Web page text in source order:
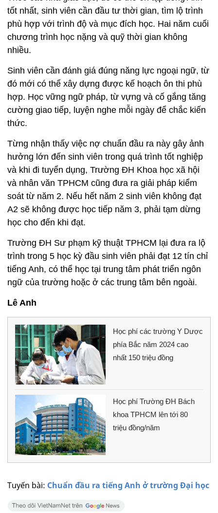
Tuyến bài: Chuẩn đầu ra tiếng Anh ở trường Đại học
tốt nhất, sinh viên cần đầu tư thời gian, tìm lộ trình
phù hợp với trình độ và mục đích học. Hai năm cuối
chương trình học nặng và quỹ thời gian không
nhiều.
Sinh viên cần đánh giá đúng năng lực ngoại ngữ, từ
đó mới có thể xây dựng được kế hoạch ôn thi phù
hợp. Học vững ngữ pháp, từ vựng và cố gắng tăng
cường giao tiếp, luyện nghe mỗi ngày để chắc kiến
thức.
Từng nhận thấy việc nợ chuẩn đầu ra này gây ảnh
hưởng lớn đến sinh viên trong quá trình tốt nghiệp
và khi đi tuyển dụng, Trường ĐH Khoa học xã hội
và nhân văn TPHCM cũng đưa ra giải pháp kiểm
soát từ năm 2. Nếu hết năm 2 sinh viên không đạt
A2 sẽ không được học tiếp năm 3, phải tạm dừng
học cho đến khi đạt.
Trường ĐH Sư phạm kỹ thuật TPHCM lại đưa ra lộ
trình trong 5 học kỳ đầu sinh viên phải đạt 12 tín chỉ
tiếng Anh, có thể học tại trung tâm phát triển ngôn
ngữ của trường hoặc ở các trung tâm bên ngoài.
Lê Anh
Học phí các trường Y Dược
phía Bắc năm 2024 cao
nhất 150 triệu đồng
Học phí Trường ĐH Bách
khoa TPHCM lên tới 80
triệu đồng/năm